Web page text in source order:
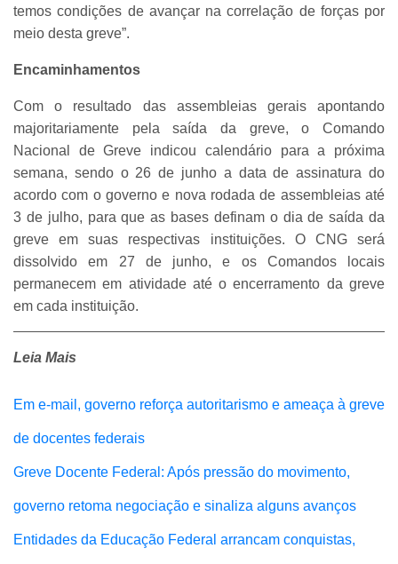
temos condições de avançar na correlação de forças por
meio desta greve”.
Encaminhamentos
Com o resultado das assembleias gerais apontando
majoritariamente pela saída da greve, o Comando
Nacional de Greve indicou calendário para a próxima
semana, sendo o 26 de junho a data de assinatura do
acordo com o governo e nova rodada de assembleias até
3 de julho, para que as bases definam o dia de saída da
greve em suas respectivas instituições. O CNG será
dissolvido em 27 de junho, e os Comandos locais
permanecem em atividade até o encerramento da greve
em cada instituição.
Leia Mais
Em e-mail, governo reforça autoritarismo e ameaça à greve
de docentes federais
Greve Docente Federal: Após pressão do movimento,
governo retoma negociação e sinaliza alguns avanços
Entidades da Educação Federal arrancam conquistas,